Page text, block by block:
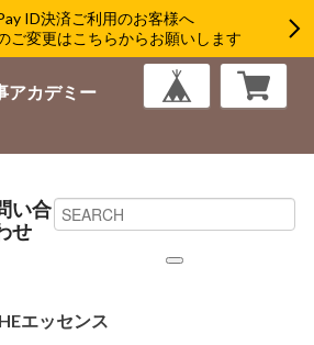
ID決済ご利用のお客様へ
ご変更はこちらからお願いします
アカデミー
い合
せ
エッセンス